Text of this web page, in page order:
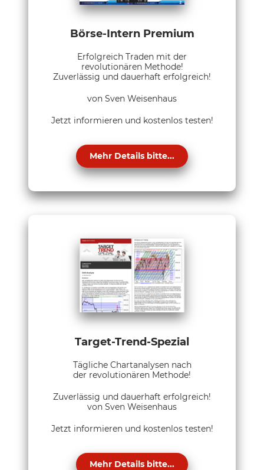
Börse-Intern Premium
Erfolgreich Traden mit der
revolutionären Methode!
Zuverlässig und dauerhaft erfolgreich!
von Sven Weisenhaus
Jetzt informieren und kostenlos testen!
Mehr Details bitte...
Target-Trend-Spezial
Tägliche Chartanalysen nach
der revolutionären Methode!
Zuverlässig und dauerhaft erfolgreich!
von Sven Weisenhaus
Jetzt informieren und kostenlos testen!
Mehr Details bitte...